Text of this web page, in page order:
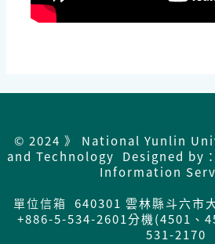
© 2024 》 National Yunlin
and Technology Designed by
Information
單位信箱 640301 雲林縣斗六市
+886-5-534-2601分機(4501、
531-2170